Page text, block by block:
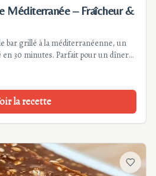
Méditerranée – Fraîcheur &
bar grillé à la méditerranéenne, un
en 30 minutes. Parfait pour un dîner
la recette